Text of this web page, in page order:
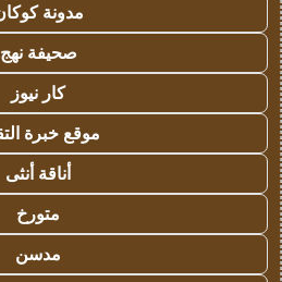
مدونة
صحيفة نهج
كار نيوز
موقع خبرة
أناقة أنثى
متورخ
مدسن